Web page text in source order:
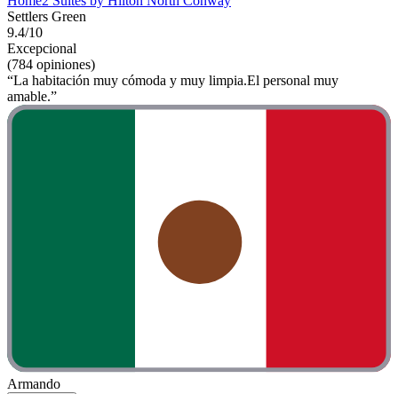
Settlers Green
9.4/10
Excepcional
(784 opiniones)
“La habitación muy cómoda y muy limpia.El personal muy
amable.”
Armando